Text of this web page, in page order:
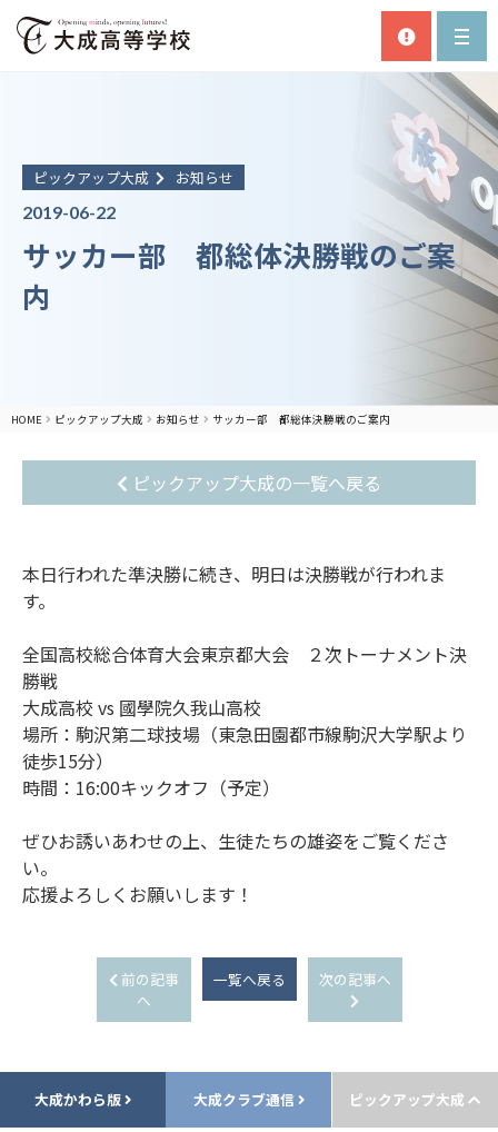
ピックアップ大成
お知らせ
2019-06-22
サッカー部 都総体決勝戦のご案
内
HOME ピックアップ大成 お知らせ サッカー部 都総体決勝戦のご案内
ピックアップ大成の一覧へ戻る
本日行われた準決勝に続き、明日は決勝戦が行われま
す。
全国高校総合体育大会東京都大会 ２次トーナメント決
勝戦
大成高校 vs 國學院久我山高校
場所：駒沢第二球技場（東急田園都市線駒沢大学駅より
徒歩15分）
時間：16:00キックオフ（予定）
ぜひお誘いあわせの上、生徒たちの雄姿をご覧くださ
い。
応援よろしくお願いします！
前の記事
へ
一覧へ戻る 次の記事へ
大成かわら版 大成クラブ通信 ピックアップ大成